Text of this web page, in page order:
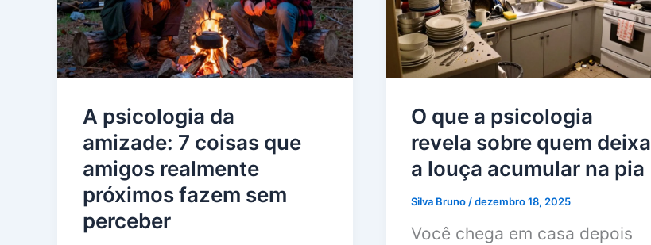
A psicologia da
amizade: 7 coisas que
amigos realmente
próximos fazem sem
perceber
O que a psicologia
revela sobre quem deixa
a louça acumular na pia
Silva Bruno /dezembro 18, 2025
Você chega em casa depois